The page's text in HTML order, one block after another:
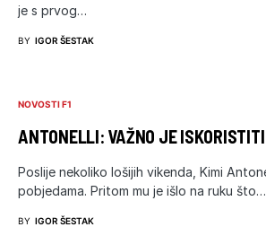
je s prvog…
BY IGOR ŠESTAK
NOVOSTI F1
ANTONELLI: VAŽNO JE
Poslije nekoliko lošijih vikenda, Kimi
pobjedama. Pritom mu je išlo na ruku što…
BY IGOR ŠESTAK